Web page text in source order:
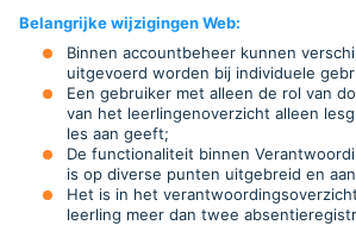
Belangrijke wijzigingen Web:
Binnen accountbeheer kunnen
uitgevoerd worden bij individuele
Een gebruiker met alleen de rol van
van het leerlingenoverzicht alleen
les aan geeft;
De functionaliteit binnen
is op diverse punten uitgebreid en
Het is in het
leerling meer dan twee